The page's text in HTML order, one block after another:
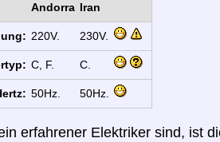
Andorra Iran
220V. 230V.
C, F. C.
50Hz. 50Hz.
erfahrener Elektriker sind, ist